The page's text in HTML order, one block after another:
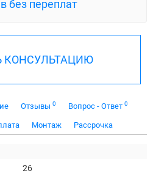
без переплат
КОНСУЛЬТАЦИЮ
Отзывы 0 Вопрос - Ответ 0
Монтаж Рассрочка
26